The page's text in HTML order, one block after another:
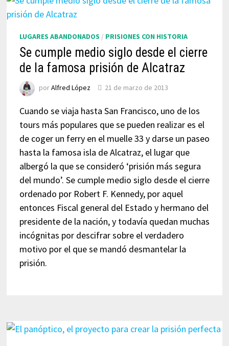
LUGARES ABANDONADOS / PRISIONES CON HISTORIA
Se cumple medio siglo desde el cierre
de la famosa prisión de Alcatraz
porAlfred López 21 de marzo de 2013
Cuando se viaja hasta San Francisco, uno de los
tours más populares que se pueden realizar es el
de coger un ferry en el muelle 33 y darse un paseo
hasta la famosa isla de Alcatraz, el lugar que
albergó la que se consideró ‘prisión más segura
del mundo’. Se cumple medio siglo desde el cierre
ordenado por Robert F. Kennedy, por aquel
entonces Fiscal general del Estado y hermano del
presidente de la nación, y todavía quedan muchas
incógnitas por descifrar sobre el verdadero
motivo por el que se mandó desmantelar la
prisión.